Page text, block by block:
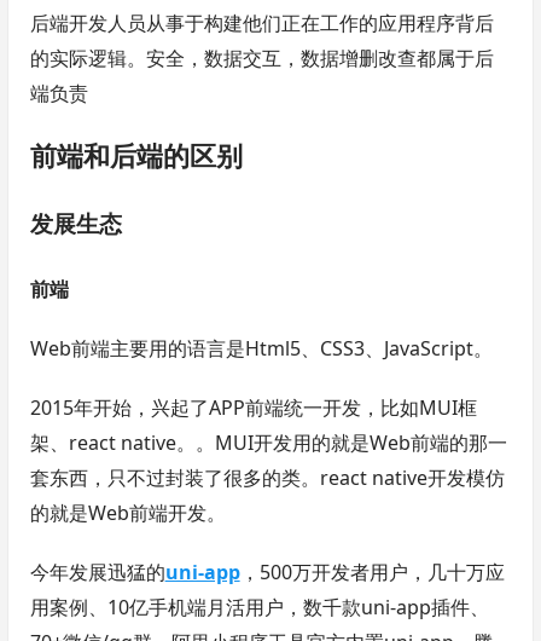
后端开发人员从事于构建他们正在工作的应用程序背后
的实际逻辑。安全，数据交互，数据增删改查都属于后
端负责
前端和后端的区别
发展生态
前端
Web前端主要用的语言是Html5、CSS3、JavaScript。
2015年开始，兴起了APP前端统一开发，比如MUI框
架、react native。。MUI开发用的就是Web前端的那一
套东西，只不过封装了很多的类。react native开发模仿
的就是Web前端开发。
今年发展迅猛的uni-app，500万开发者用户，几十万应
用案例、10亿手机端月活用户，数千款uni-app插件、